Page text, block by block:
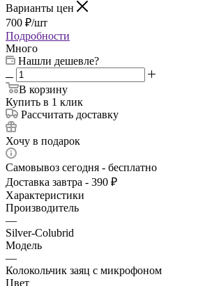
Варианты цен
700 ₽/шт
Подробности
Много
Нашли дешевле?
В корзину
Купить в 1 клик
Рассчитать доставку
Хочу в подарок
Самовывоз сегодня - бесплатно
Доставка завтра - 390 ₽
Характеристики
Производитель
—
Silver-Colubrid
Модель
—
Колокольчик заяц с микрофоном
Цвет